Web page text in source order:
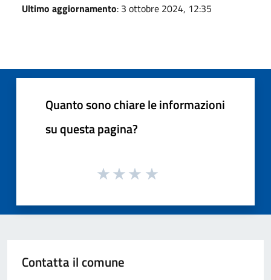
Ultimo aggiornamento: 3 ottobre 2024, 12:35
Quanto sono chiare le informazioni
su questa pagina?
Contatta il comune